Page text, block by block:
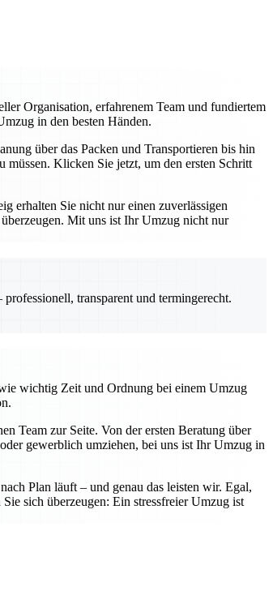
Organisation, erfahrenem Team und fundiertem
in den besten Händen.
über das Packen und Transportieren bis hin
müssen. Klicken Sie jetzt, um den ersten Schritt
erhalten Sie nicht nur einen zuverlässigen
Mit uns ist Ihr Umzug nicht nur
transparent und termingerecht.
wichtig Zeit und Ordnung bei einem Umzug
Team zur Seite. Von der ersten Beratung über
gewerblich umziehen, bei uns ist Ihr Umzug in
Plan läuft – und genau das leisten wir. Egal,
sich überzeugen: Ein stressfreier Umzug ist